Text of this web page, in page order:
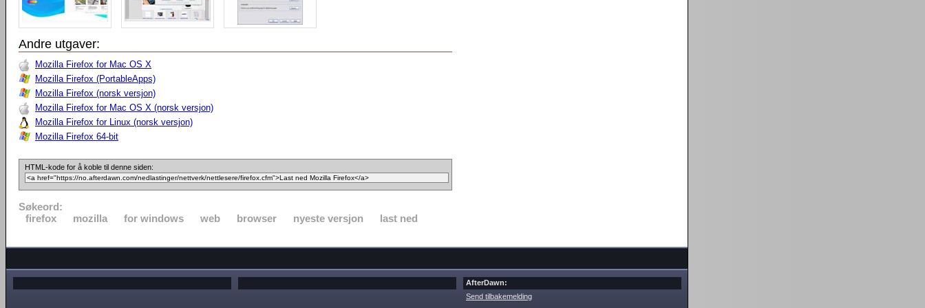
Andre utgaver:
Mozilla Firefox for Mac OS X
Mozilla Firefox (PortableApps)
Mozilla Firefox (norsk versjon)
Mozilla Firefox for Mac OS X (norsk versjon)
Mozilla Firefox for Linux (norsk versjon)
Mozilla Firefox 64-bit
HTML-kode for å koble til denne siden:
Søkeord:
firefox
mozilla for windows web browser nyeste versjon last ned
AfterDawn:
Send tilbakemelding